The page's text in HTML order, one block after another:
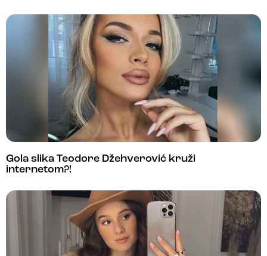
Gola slika Teodore Džehverović kruži
internetom?!